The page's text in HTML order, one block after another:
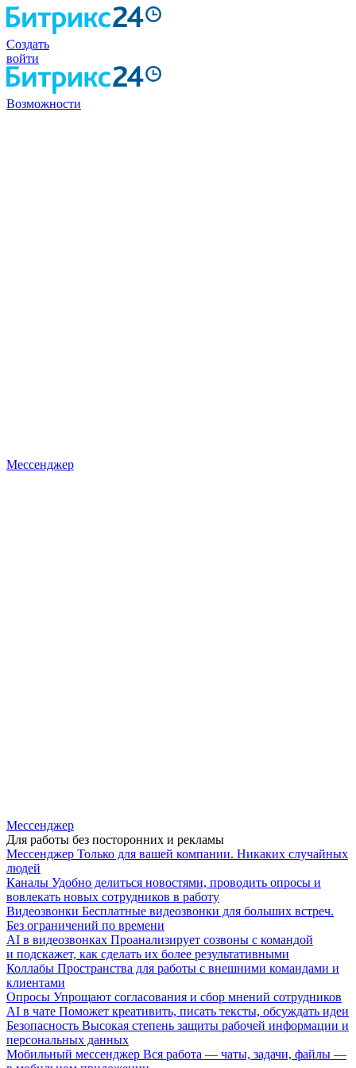
Создать
войти
Возможности
Мессенджер
Мессенджер
Для работы без посторонних и рекламы
Мессенджер Только для вашей компании. Никаких случайных
людей
Каналы Удобно делиться новостями, проводить опросы и
вовлекать новых сотрудников в работу
Видеозвонки Бесплатные видеозвонки для больших встреч.
Без ограничений по времени
AI в видеозвонках Проанализирует созвоны с командой
и подскажет, как сделать их более результативными
Коллабы Пространства для работы с внешними командами и
клиентами
Опросы Упрощают согласования и сбор мнений сотрудников
AI в чате Поможет креативить, писать тексты, обсуждать идеи
Безопасность Высокая степень защиты рабочей информации и
персональных данных
Мобильный мессенджер Вся работа — чаты, задачи, файлы —